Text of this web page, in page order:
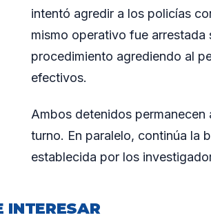
intentó agredir a los policías
mismo operativo fue
procedimiento agrediendo al
efectivos.
Ambos detenidos
turno. En paralelo, continúa la
establecida por los
INTERESAR